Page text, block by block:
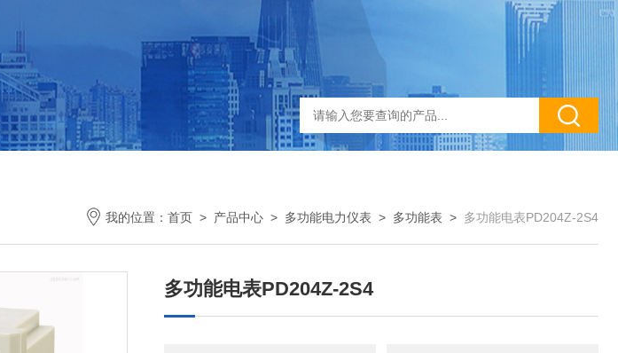
我的位置： 首页 > 产品中心 > 多功能电力仪表 > 多功能表 > 多功能电表PD204Z-2S4
多功能电表PD204Z-2S4